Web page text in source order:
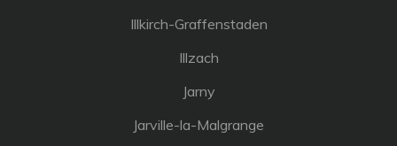
Illkirch-Graffenstaden
Illzach
Jarny
Jarville-la-Malgrange